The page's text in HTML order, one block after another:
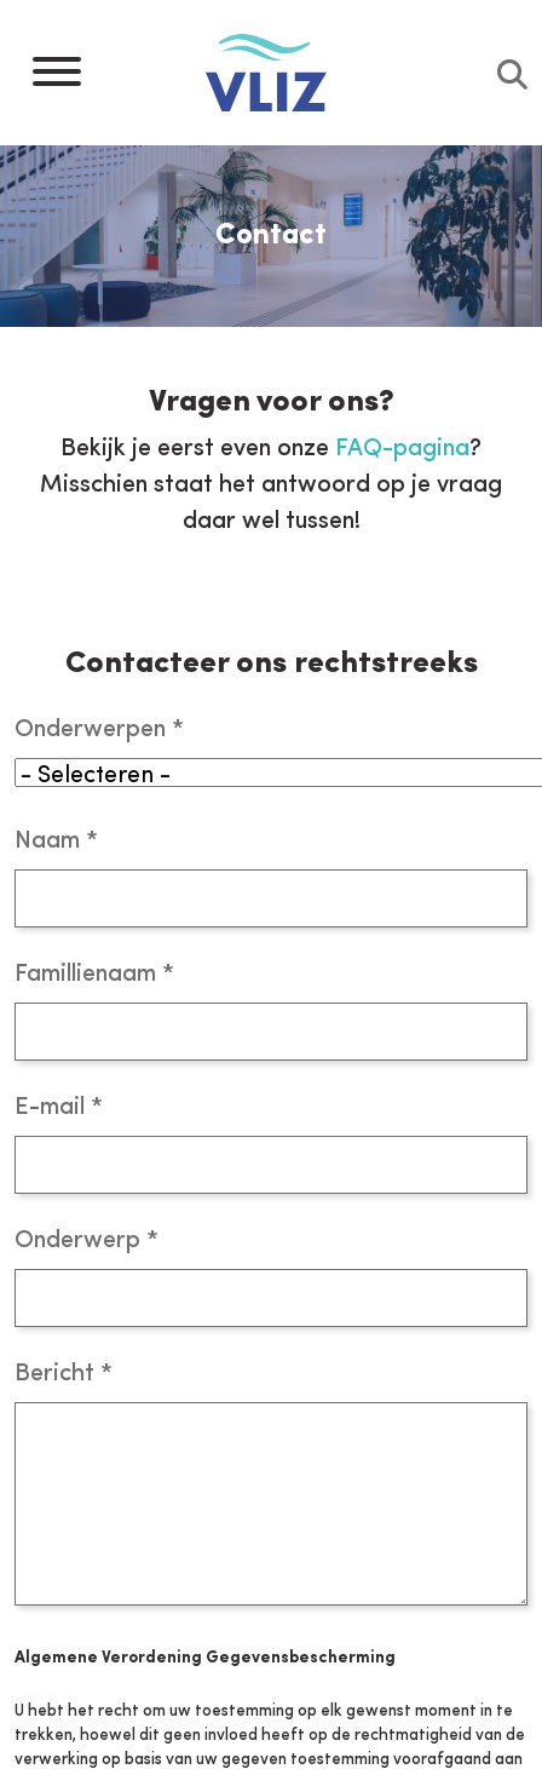
naar
inhoud
gaan
Contact
level
navigation
Vragen voor ons?
Bekijk je eerst even onze FAQ-pagina?
Misschien staat het antwoord op je vraag
daar wel tussen!
Contacteer ons rechtstreeks
Onderwerpen
Naam
Famillienaam
E-mail
Onderwerp
Bericht
Algemene Verordening Gegevensbescherming
U hebt het recht om uw toestemming op elk gewenst moment in te
trekken, hoewel dit geen invloed heeft op de rechtmatigheid van de
verwerking op basis van uw gegeven toestemming voorafgaand aan